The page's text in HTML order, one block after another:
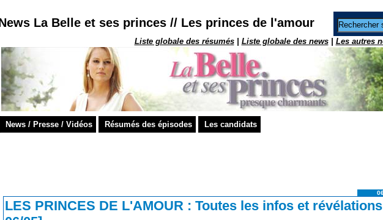
La Belle et ses princes // Les princes de l'amour
Liste globale des résumés| Liste globale des news| Les autres
News / Presse / Vidéos Résumés des épisodes Les candidats
LES PRINCES DE L'AMOUR : Toutes les infos et